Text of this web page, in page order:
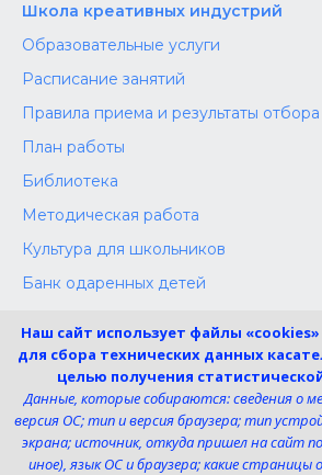
Школа креативных индустрий
Образовательные услуги
Расписание занятий
Правила приема и результаты отбора
План работы
Библиотека
Методическая работа
Культура для школьников
Банк одаренных детей
Независимая оценка
Меры поддержки участников СВО
Телефон:
Наш сайт использует файлы
для сбора технических данных
целью получения
Данные, которые собираются: сведения о
версия ОС; тип и версия браузера; тип
экрана; источник, откуда пришел на сайт
иное), язык ОС и браузера; какие страницы